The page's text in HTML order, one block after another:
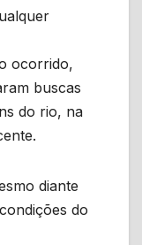
ocorrido,
buscas
do rio, na
diante
do